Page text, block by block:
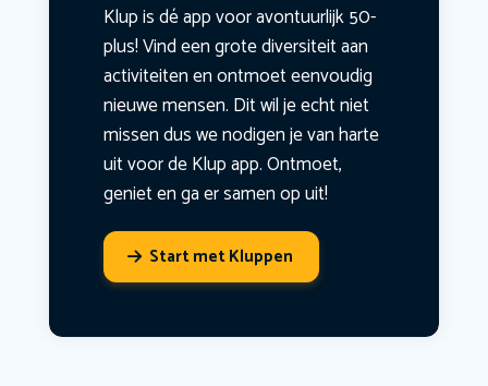
Klup is dé app voor avontuurlijk 50-
plus! Vind een grote diversiteit aan
activiteiten en ontmoet eenvoudig
nieuwe mensen. Dit wil je echt niet
missen dus we nodigen je van harte
uit voor de Klup app. Ontmoet,
geniet en ga er samen op uit!
Start met Kluppen